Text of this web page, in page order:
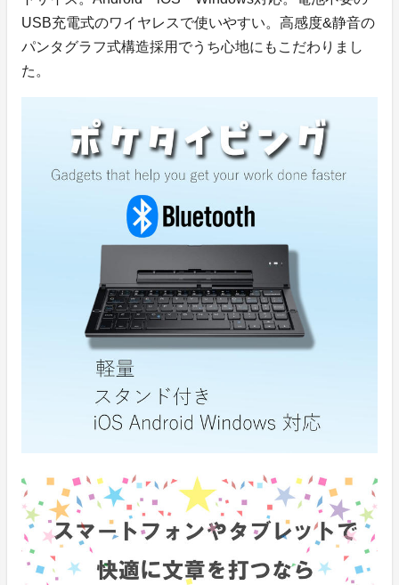
USB充電式のワイヤレスで使いやすい。高感度&静音の
パンタグラフ式構造採用でうち心地にもこだわりまし
た。